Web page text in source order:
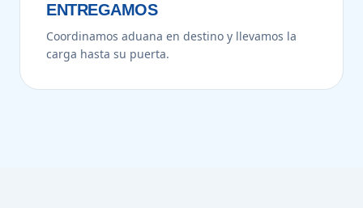
ENTREGAMOS
Coordinamos aduana en destino y llevamos la
carga hasta su puerta.